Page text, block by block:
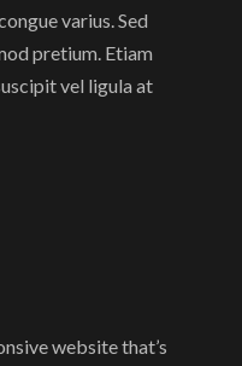
varius. Sed
pretium. Etiam
vel ligula at
website that’s